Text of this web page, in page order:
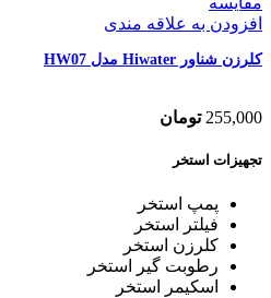
افزودن به علاقه مندی
کلرزن شناور Hiwater مدل HW07
255,000 تومان
تجهیزات استخر
پمپ استخر
فیلتر استخر
کلرزن استخر
رطوبت گیر استخر
اسکیمر استخر